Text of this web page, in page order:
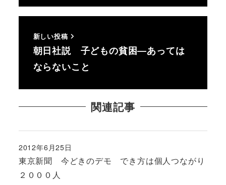
新しい投稿
朝日社説 子どもの貧困―あっては
ならないこと
関連記事
東京新聞 今どきのデモ でき方は個人つながり
２０００人
投稿日
2012年6月25日